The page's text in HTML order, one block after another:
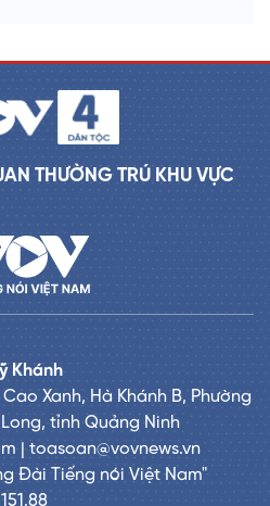
THƯỜNG TRÚ KHU VỰC
Khánh
Xanh, Hà Khánh B, Phường
tỉnh Quảng Ninh
| toasoan@vovnews.vn
Đài Tiếng nói Việt Nam"